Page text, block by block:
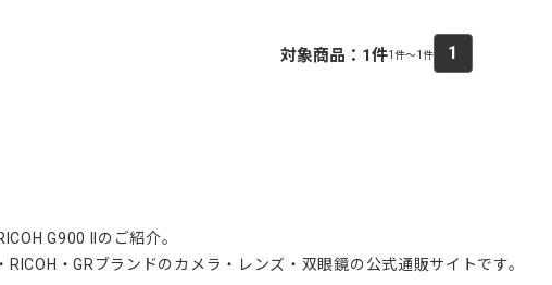
対象商品： 1件1件～1件 1
G900 IIのご紹介。
・GRブランドのカメラ・レンズ・双眼鏡の公式通販サイトです。